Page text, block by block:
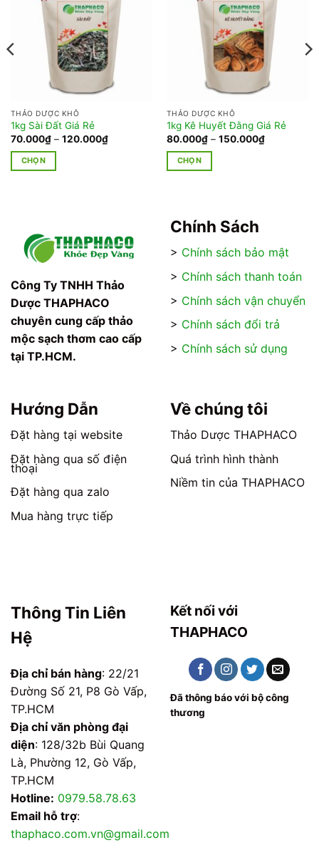
THẢO DƯỢC KHÔ
1kg Sài Đất Giá Rẻ
70.000₫ – 120.000₫Khoảng
giá:
CHỌN
nhiều
biến
Các
tùy
chọn
có
thể
được
trang
sản
phẩm
THẢO DƯỢC KHÔ
1kg Kê Huyết Đằng Giá Rẻ
80.000₫ – 150.000₫Khoảng
giá:
CHỌN
có
biến
Các
tùy
có
được
trang
sản
phẩm
Công Ty TNHH Thảo
Dược THAPHACO
chuyên cung cấp thảo
mộc sạch thơm cao cấp
tại TP.HCM.
Chính Sách
> Chính sách bảo mật
> Chính sách thanh toán
> Chính sách vận chuyển
> Chính sách đổi trả
> Chính sách sử dụng
Hướng Dẫn
Đặt hàng tại website
Đặt hàng qua số điện
thoại
Đặt hàng qua zalo
Mua hàng trực tiếp
Về chúng tôi
Thảo Dược THAPHACO
Quá trình hình thành
Niềm tin của THAPHACO
Thông Tin Liên
Hệ
Địa chỉ bán hàng: 22/21
Đường Số 21, P8 Gò Vấp,
TP.HCM
Địa chỉ văn phòng đại
diện: 128/32b Bùi Quang
Là, Phường 12, Gò Vấp,
TP.HCM
Hotline: 0979.58.78.63
Email hỗ trợ:
thaphaco.com.vn@gmail.com
Kết nối với
THAPHACO
Đã thông báo với bộ công
thương